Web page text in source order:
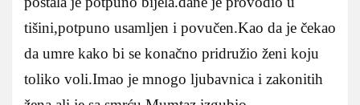
tišini,potpuno usamljen i povučen.Kao da je čekao
da umre kako bi se konačno pridružio ženi koju
toliko voli.Imao je mnogo ljubavnica i zakonitih